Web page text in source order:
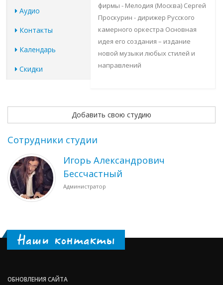
Аудио
Контакты
Календарь
Скидки
фирмы - Мелодия (Москва) Сергей
Проскурин - дирижер Русского
камерного оркестра Основная
идея его создания – издание
новой музыки любых стилей и
направлений
Добавить свою студию
Сотрудники студии
Игорь Александрович
Бессчастный
Администратор
Наши контакты
ОБНОВЛЕНИЯ САЙТА